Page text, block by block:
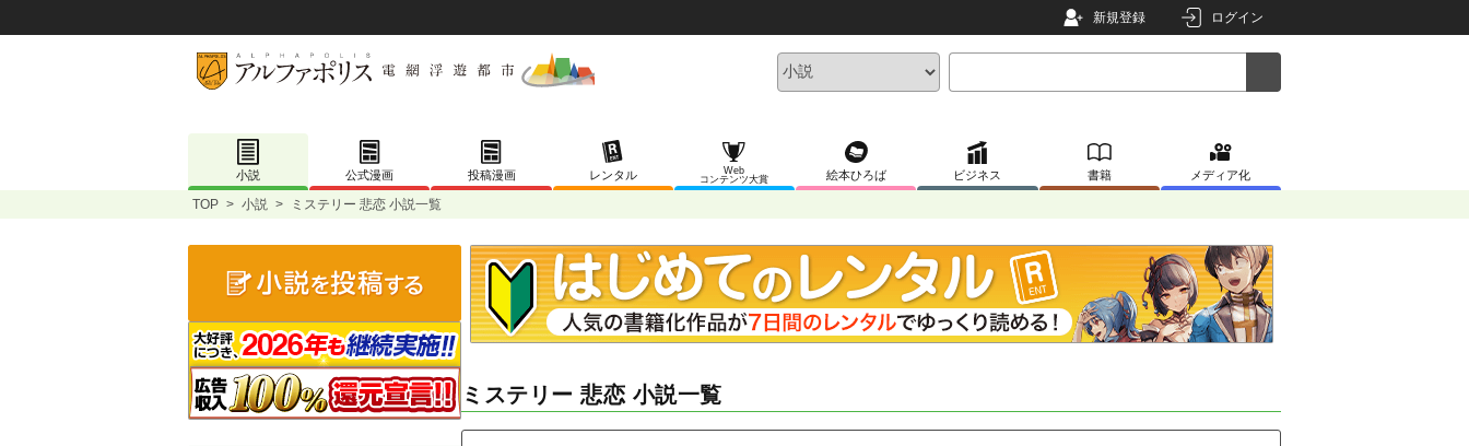
新規登録 ログイン
小説 公式漫画 投稿漫画 レンタル
Web
コンテンツ大賞
絵本ひろば ビジネス 書籍 メディア化
TOP > 小説 > ミステリー 悲恋 小説一覧
ミステリー 悲恋 小説一覧